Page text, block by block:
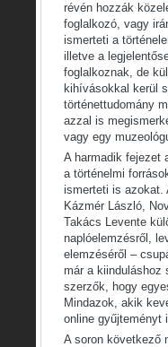
révén hozzák
foglalkozó, vagy
ismerteti a
illetve a
foglalkoznak, de
kihívásokkal kerül
történettudomány
azzal is
vagy egy
A harmadik fejezet
a történelmi
ismerteti is azokat.
Kázmér László,
Takács Levente
naplóelemzésről,
elemzéséről –
már a kiinduláshoz
szerzők, hogy
Mindazok, akik
online gyűjteményt
A soron következő